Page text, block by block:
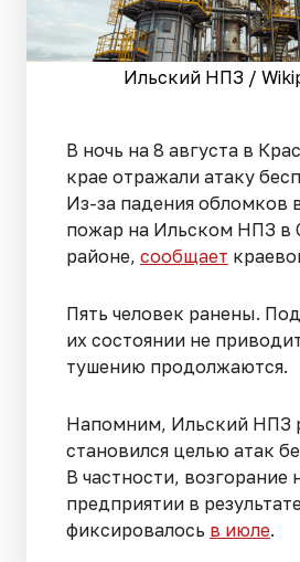
Ильский НПЗ /
В ночь на 8 августа в
крае отражали атаку
Из-за падения обломков
пожар на Ильском НПЗ в
районе, сообщает
Пять человек ранены.
их состоянии не
тушению продолжаются.
Напомним, Ильский НПЗ
становился целью атак
В частности, возгорание
предприятии в
фиксировалось в июле.